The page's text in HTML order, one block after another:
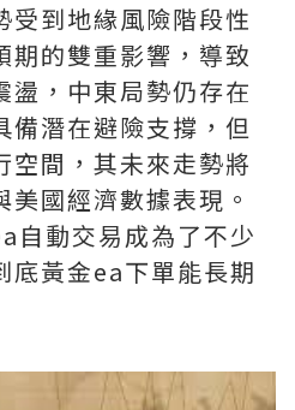
受到地緣風險階段性
期的雙重影響，導致
盪，中東局勢仍存在
備潛在避險支撐，但
空間，其未來走勢將
國經濟數據表現。
自動交易成為了不少
底黃金ea下單能長期